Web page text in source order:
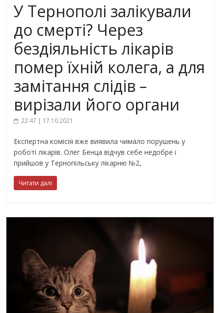
У Тернополі залікували
до смерті? Через
бездіяльність лікарів
помер їхній колега, а для
замітання слідів –
вирізали його органи
22:47 | 17.10.2021
Експертна комісія вже виявила чимало порушень у
роботі лікарів. Олег Бенца відчув себе недобре і
прийшов у Тернопільську лікарню №2,
Читати далі